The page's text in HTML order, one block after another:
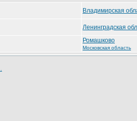
Владимирская
Ленинградская
Ромашково
Московская область